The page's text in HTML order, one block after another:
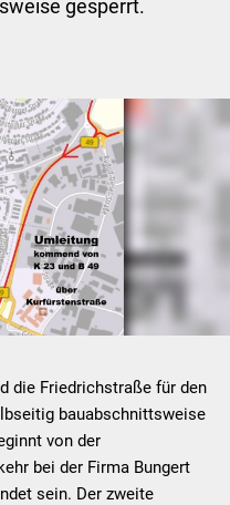
gesperrt.
die Friedrichstraße für den
bauabschnittsweise
von der
bei der Firma Bungert
sein. Der zweite